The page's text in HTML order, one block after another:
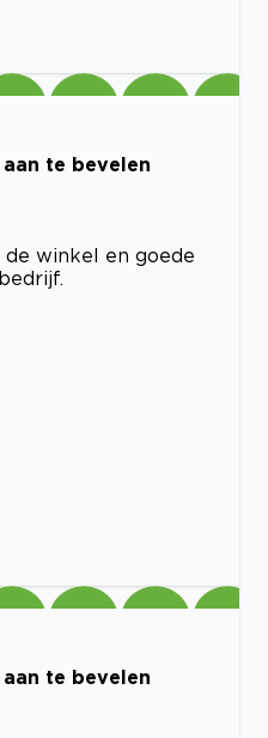
te bevelen
winkel en goede
te bevelen